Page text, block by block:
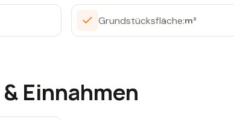
Grundstücksfläche:m²
Einnahmen